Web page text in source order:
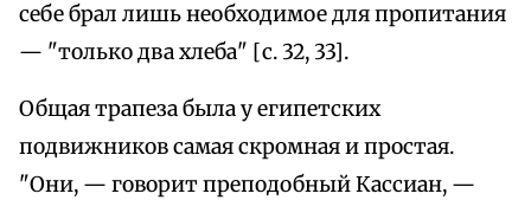
себе брал лишь необходимое для пропитания
— "только два хлеба" [с. 32, 33].
Общая трапеза была у египетских
подвижников самая скромная и простая.
"Они, — говорит преподобный Кассиан, —